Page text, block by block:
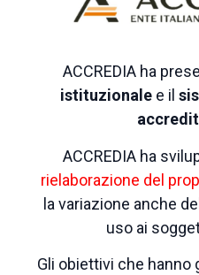
ACCREDIA ha
istituzionale e il
ACCREDIA ha
rielaborazione del
la variazione anche
uso ai
Gli obiettivi che hanno